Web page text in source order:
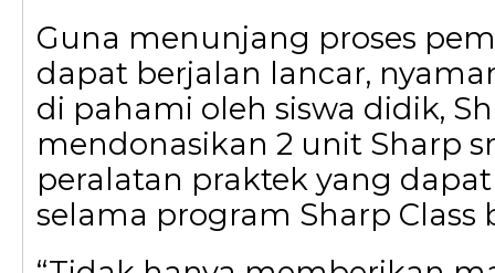
Guna menunjang proses
dapat berjalan lancar,
di pahami oleh siswa didik,
mendonasikan 2 unit Sharp
peralatan praktek yang
selama program Sharp